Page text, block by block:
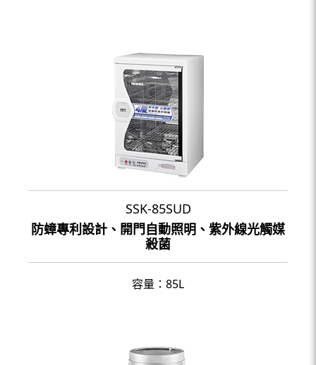
SSK-85SUD
防蟑專利設計、開門自動照明、紫外線光觸媒
殺菌
容量：85L